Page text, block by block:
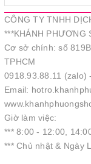
CÔNG TY TNHH
***KHÁNH PHƯƠNG
Cơ sở chính: số
TPHCM
0918.93.88.11 (zalo)
Email:
Giờ làm việc:
*** 8:00 - 12:00,
*** Chủ nhật & Ngày